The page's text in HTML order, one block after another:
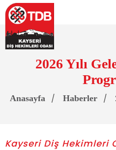
2026 Yılı
Anasayfa Haberler
Kayseri Diş Hekimleri